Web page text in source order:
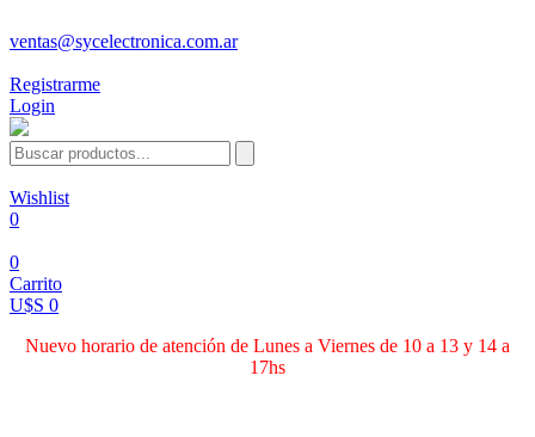
ventas@sycelectronica.com.ar
Registrarme
Login
Wishlist
0
0
Carrito
U$S 0
Nuevo horario de atención de Lunes a Viernes de 10 a 13 y 14 a
17hs